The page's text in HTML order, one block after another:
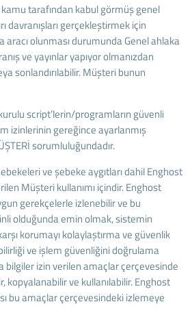
tarafından kabul görmüş genel
davranışları gerçekleştirmek için
aracı olunması durumunda Genel ahlaka
ve yayınlar yapıyor olmanızdan
sonlandırılabilir. Müşteri bunun
script’lerin/programların güvenli
izinlerinin gereğince ayarlanmış
sorumluluğundadır.
ve şebeke aygıtları dahil Enghost
Müşteri kullanımı içindir. Enghost
gerekçelerle izlenebilir ve bu
olduğunda emin olmak, sistemin
korumayı kolaylaştırma ve güvenlik
ve işlem güvenliğini doğrulama
bilgiler izin verilen amaçlar çerçevesinde
kopyalanabilir ve kullanılabilir. Enghost
bu amaçlar çerçevesindeki izlemeye